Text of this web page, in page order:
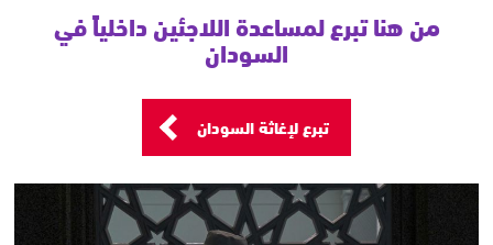
من هنا تبرع لمساعدة اللاجئين داخلياً في
السودان
تبرع لإغاثة السودان